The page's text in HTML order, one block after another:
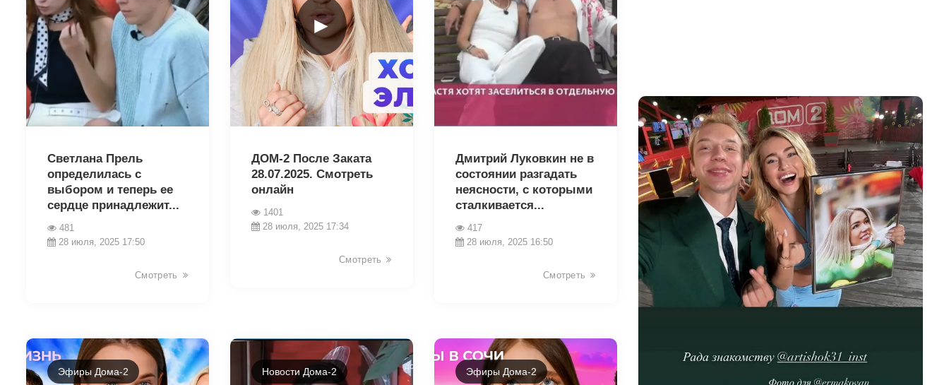
Светлана Прель
определилась с
выбором и теперь ее
сердце принадлежит...
481
28 июля, 2025 17:50
Смотреть
►
ДОМ-2 После Заката
28.07.2025. Смотреть
онлайн
1401
28 июля, 2025 17:34
Смотреть
Дмитрий Луковкин не в
состоянии разгадать
неясности, с которыми
сталкивается...
417
28 июля, 2025 16:50
Смотреть
Эфиры Дома-2 Новости Дома-2 Эфиры Дома-2